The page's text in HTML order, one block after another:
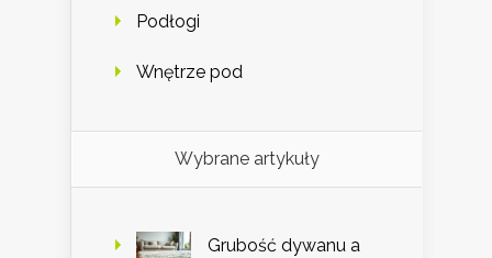
Podłogi
Wnętrze pod
Wybrane artykuły
Grubość dywanu a